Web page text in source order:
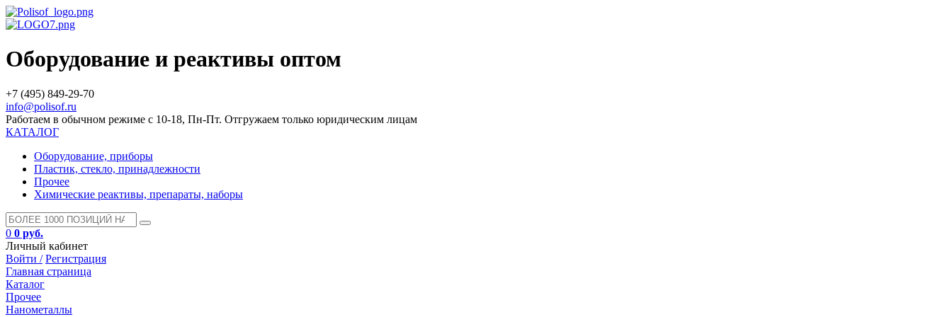
Оборудование и реактивы оптом
+7 (495) 849-29-70
info@polisof.ru
Работаем в обычном режиме с 10-18, Пн-Пт. Отгружаем только юридическим лицам
КАТАЛОГ
Оборудование, приборы
Пластик, стекло, принадлежности
Прочее
Химические реактивы, препараты, наборы
0 0 руб.
Личный кабинет
Войти / Регистрация
Главная страница
Каталог
Прочее
Нанометаллы